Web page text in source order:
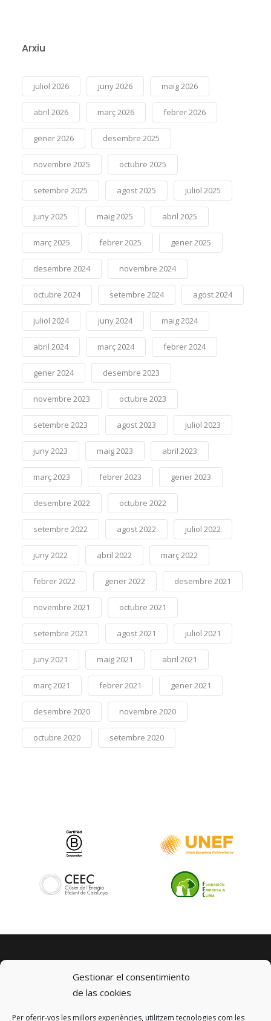
Gestionar el consentimiento
de las cookies
Per oferir-vos les millors experiències, utilitzem tecnologies com les
Arxiu
juliol 2026 juny 2026 maig 2026
abril 2026 març 2026 febrer 2026
gener 2026 desembre 2025
novembre 2025 octubre 2025
setembre 2025 agost 2025 juliol 2025
juny 2025 maig 2025 abril 2025
març 2025 febrer 2025 gener 2025
desembre 2024 novembre 2024
octubre 2024 setembre 2024 agost 2024
juliol 2024 juny 2024 maig 2024
abril 2024 març 2024 febrer 2024
gener 2024 desembre 2023
novembre 2023 octubre 2023
setembre 2023 agost 2023 juliol 2023
juny 2023 maig 2023 abril 2023
març 2023 febrer 2023 gener 2023
desembre 2022 octubre 2022
setembre 2022 agost 2022 juliol 2022
juny 2022 abril 2022 març 2022
febrer 2022 gener 2022 desembre 2021
novembre 2021 octubre 2021
setembre 2021 agost 2021 juliol 2021
juny 2021 maig 2021 abril 2021
març 2021 febrer 2021 gener 2021
desembre 2020 novembre 2020
octubre 2020 setembre 2020